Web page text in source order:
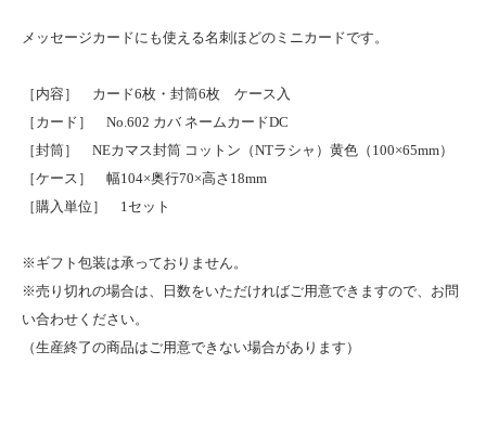
メッセージカードにも使える名刺ほどのミニカードです。
［内容］ カード6枚・封筒6枚 ケース入
［カード］ No.602 カバ ネームカードDC
［封筒］ NEカマス封筒 コットン（NTラシャ）黄色（100×65mm）
［ケース］ 幅104×奥行70×高さ18mm
［購入単位］ 1セット
※ギフト包装は承っておりません。
※売り切れの場合は、日数をいただければご用意できますので、お問
い合わせください。
（生産終了の商品はご用意できない場合があります）